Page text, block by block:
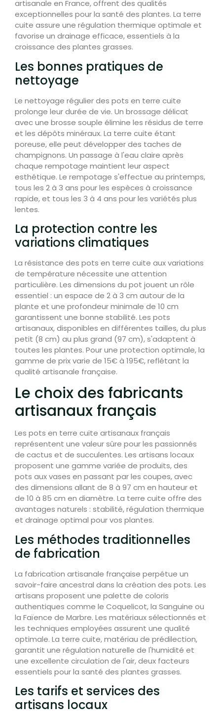
artisanale en France, offrent des qualités
exceptionnelles pour la santé des plantes. La terre
cuite assure une régulation thermique optimale et
favorise un drainage efficace, essentiels à la
croissance des plantes grasses.
Les bonnes pratiques de
nettoyage
Le nettoyage régulier des pots en terre cuite
prolonge leur durée de vie. Un brossage délicat
avec une brosse souple élimine les résidus de terre
et les dépôts minéraux. La terre cuite étant
poreuse, elle peut développer des taches de
champignons. Un passage à l'eau claire après
chaque rempotage maintient leur aspect
esthétique. Le rempotage s'effectue au printemps,
tous les 2 à 3 ans pour les espèces à croissance
rapide, et tous les 3 à 4 ans pour les variétés plus
lentes.
La protection contre les
variations climatiques
La résistance des pots en terre cuite aux variations
de température nécessite une attention
particulière. Les dimensions du pot jouent un rôle
essentiel : un espace de 2 à 3 cm autour de la
plante et une profondeur minimale de 10 cm
garantissent une bonne stabilité. Les pots
artisanaux, disponibles en différentes tailles, du plus
petit (8 cm) au plus grand (97 cm), s'adaptent à
toutes les plantes. Pour une protection optimale, la
gamme de prix varie de 15€ à 195€, reflétant la
qualité artisanale française.
Le choix des fabricants
artisanaux français
Les pots en terre cuite artisanaux français
représentent une valeur sûre pour les passionnés
de cactus et de succulentes. Les artisans locaux
proposent une gamme variée de produits, des
pots aux vases en passant par les coupes, avec
des dimensions allant de 8 à 97 cm en hauteur et
de 10 à 85 cm en diamètre. La terre cuite offre des
avantages naturels : stabilité, régulation thermique
et drainage optimal pour vos plantes.
Les méthodes traditionnelles
de fabrication
La fabrication artisanale française perpétue un
savoir-faire ancestral dans la création des pots. Les
artisans proposent une palette de coloris
authentiques comme le Coquelicot, la Sanguine ou
la Faïence de Marbre. Les matériaux sélectionnés et
les techniques employées assurent une qualité
optimale. La terre cuite, matériau de prédilection,
garantit une régulation naturelle de l'humidité et
une excellente circulation de l'air, deux facteurs
essentiels pour la santé des plantes grasses.
Les tarifs et services des
artisans locaux